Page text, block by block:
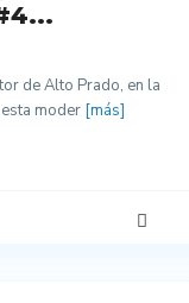
de Alto Prado, en la
moder [más]